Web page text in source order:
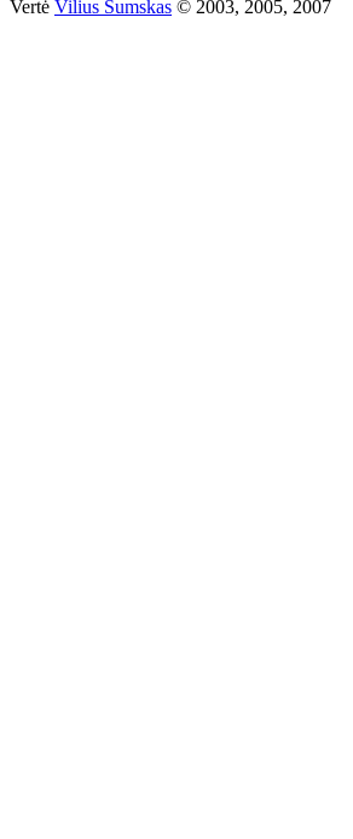
Vertė Vilius Šumskas © 2003, 2005, 2007